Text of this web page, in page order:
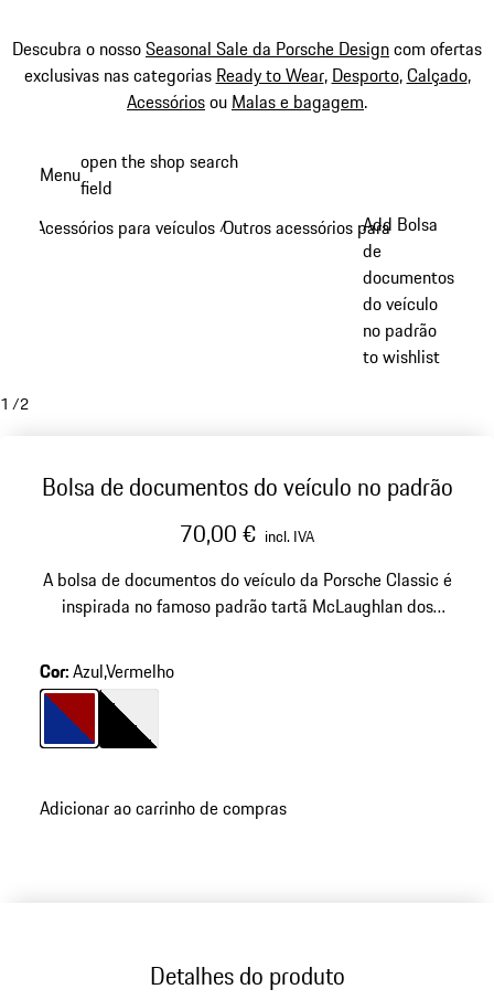
Descubra o nossoSeasonal Sale da Porsche Designcom ofertas
exclusivas nas categorias Ready to Wear, Desporto,Calçado,
Acessóriosou Malas e bagagem.
conteúdo
Menuopen the shop search
field
Acessórios para veículos /Outros acessórios para veículos
Add Bolsa
de
documentos
do veículo
no padrão
to wishlist
1 /2
Bolsa de documentos do veículo no padrão
70,00 € incl. IVA
A bolsa de documentos do veículo da Porsche Classic é
inspirada no famoso padrão tartã McLaughlan dos
Cor:Azul,Vermelho
CorAzul/Vermelho
Cor
Adicionar ao carrinho de compras
Detalhes do produto